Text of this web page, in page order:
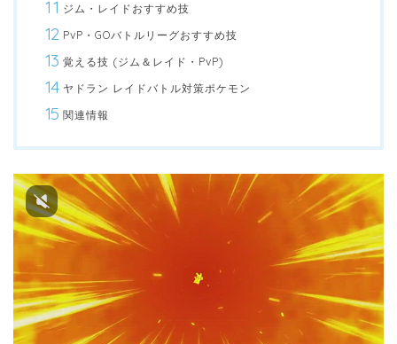
ジム・レイドおすすめ技
PvP・GOバトルリーグおすすめ技
覚える技 (ジム＆レイド・PvP)
ヤドラン レイドバトル対策ポケモン
関連情報